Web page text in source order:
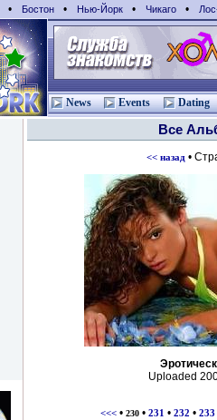
• Бостон • Нью-Йорк • Чикаго •
News Events Dating
Все
<< назад •
Uploaded
<<< • 230 • 231 • 232 • 233